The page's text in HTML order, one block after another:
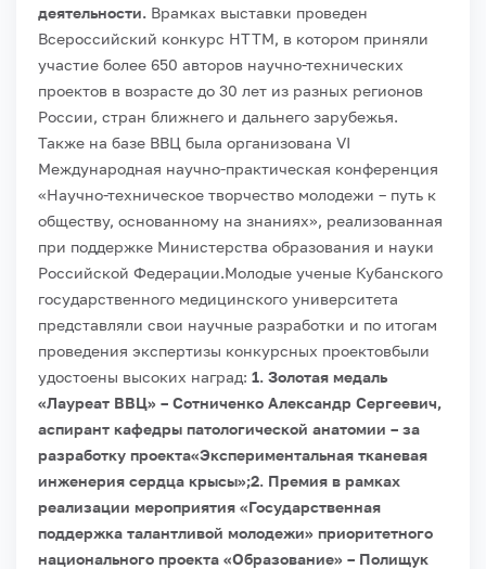
деятельности. Врамках выставки проведен
Всероссийский конкурс НТТМ, в котором приняли
участие более 650 авторов научно-технических
проектов в возрасте до 30 лет из разных регионов
России, стран ближнего и дальнего зарубежья.
Также на базе ВВЦ была организована VI
Международная научно-практическая конференция
«Научно-техническое творчество молодежи – путь к
обществу, основанному на знаниях», реализованная
при поддержке Министерства образования и науки
Российской Федерации.Молодые ученые Кубанского
государственного медицинского университета
представляли свои научные разработки и по итогам
проведения экспертизы конкурсных проектовбыли
удостоены высоких наград: 1. Золотая медаль
«Лауреат ВВЦ» – Сотниченко Александр Сергеевич,
аспирант кафедры патологической анатомии – за
разработку проекта«Экспериментальная тканевая
инженерия сердца крысы»;2. Премия в рамках
реализации мероприятия «Государственная
поддержка талантливой молодежи» приоритетного
национального проекта «Образование» – Полищук